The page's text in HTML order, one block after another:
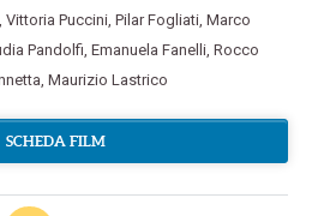
Vittoria Puccini Pilar Fogliati Marco
Pandolfi Emanuela Fanelli Rocco
Maurizio Lastrico
SCHEDA FILM